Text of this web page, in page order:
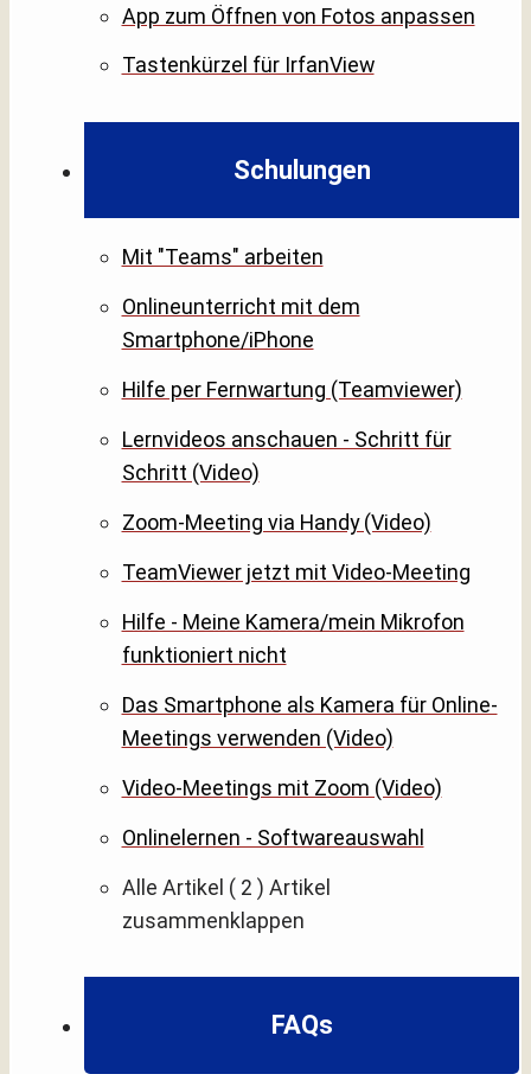
App zum Öffnen von Fotos anpassen
Tastenkürzel für IrfanView
Schulungen
Mit "Teams" arbeiten
Onlineunterricht mit dem
Smartphone/iPhone
Hilfe per Fernwartung (Teamviewer)
Lernvideos anschauen - Schritt für
Schritt (Video)
Zoom-Meeting via Handy (Video)
TeamViewer jetzt mit Video-Meeting
Hilfe - Meine Kamera/mein Mikrofon
funktioniert nicht
Das Smartphone als Kamera für Online-
Meetings verwenden (Video)
Video-Meetings mit Zoom (Video)
Onlinelernen - Softwareauswahl
Alle Artikel ( 2 ) Artikel
zusammenklappen
FAQs